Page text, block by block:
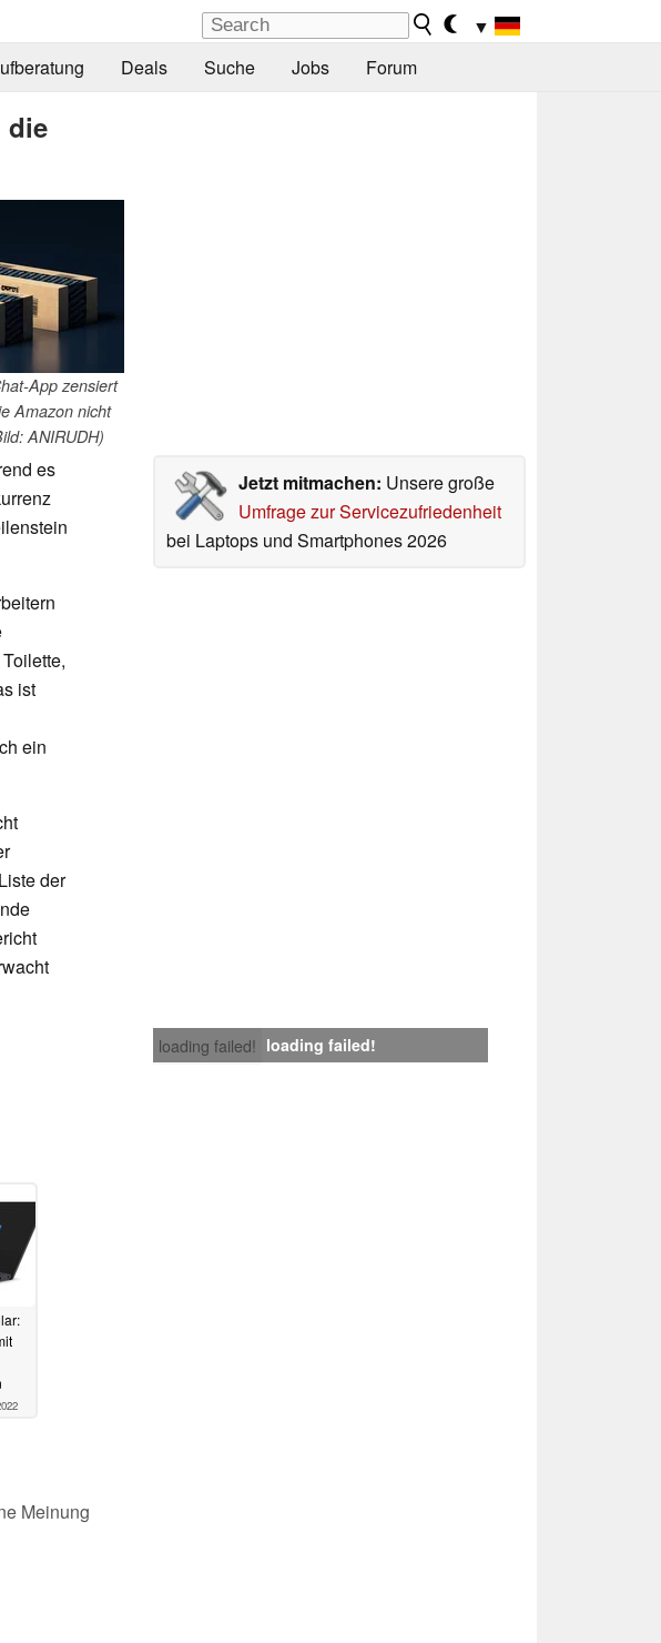
▼
Deals Suche Jobs Forum
die
App zensiert
Amazon nicht
ANIRUDH)
Jetzt mitmachen: Unsere große
Umfrage zur Servicezufriedenheit
bei Laptops und Smartphones 2026
es
ist
ein
der
loading failed! loading failed!
Meinung